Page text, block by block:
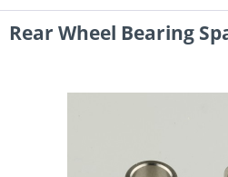
Rear Wheel Bearing